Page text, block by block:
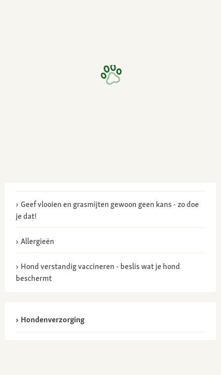
Geef vlooien en grasmijten gewoon geen kans - zo doe
je dat!
Allergieën
Hond verstandig vaccineren - beslis wat je hond
beschermt
Hondenverzorging